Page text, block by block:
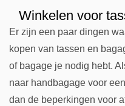
Winkelen voor
Er zijn een paar dingen
kopen van tassen en
of bagage je nodig hebt.
naar handbagage voor
dan de beperkingen voor